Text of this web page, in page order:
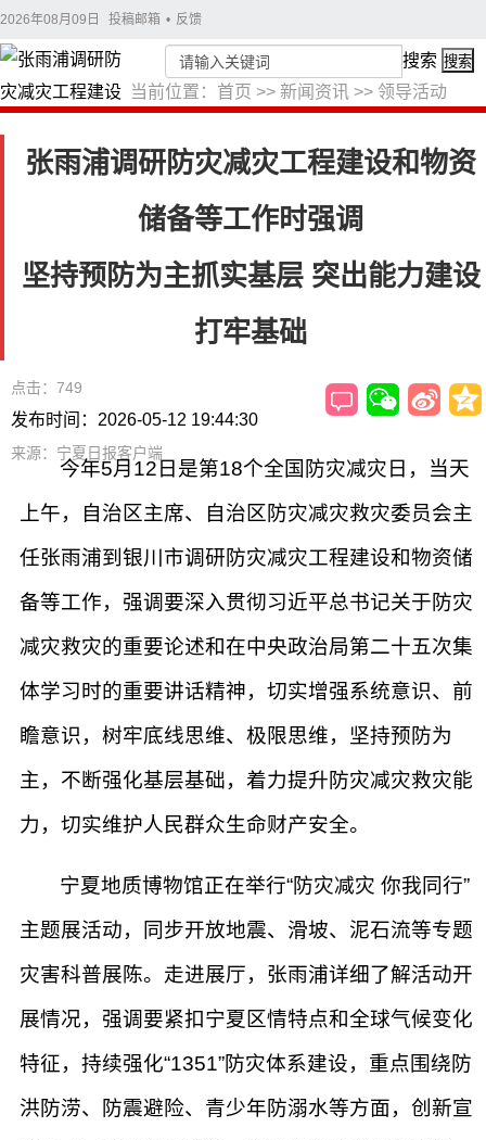
2026年08月09日 投稿邮箱 • 反馈
当前位置： 首页 >> 新闻资讯 >> 领导活动
搜索 搜索
张雨浦调研防灾减灾工程建设和物资
储备等工作时强调
坚持预防为主抓实基层 突出能力建设
打牢基础
点击：749
发布时间：2026-05-12 19:44:30
来源：宁夏日报客户端
今年5月12日是第18个全国防灾减灾日，当天
上午，自治区主席、自治区防灾减灾救灾委员会主
任张雨浦到银川市调研防灾减灾工程建设和物资储
备等工作，强调要深入贯彻习近平总书记关于防灾
减灾救灾的重要论述和在中央政治局第二十五次集
体学习时的重要讲话精神，切实增强系统意识、前
瞻意识，树牢底线思维、极限思维，坚持预防为
主，不断强化基层基础，着力提升防灾减灾救灾能
力，切实维护人民群众生命财产安全。
宁夏地质博物馆正在举行“防灾减灾 你我同行”
主题展活动，同步开放地震、滑坡、泥石流等专题
灾害科普展陈。走进展厅，张雨浦详细了解活动开
展情况，强调要紧扣宁夏区情特点和全球气候变化
特征，持续强化“1351”防灾体系建设，重点围绕防
洪防涝、防震避险、青少年防溺水等方面，创新宣